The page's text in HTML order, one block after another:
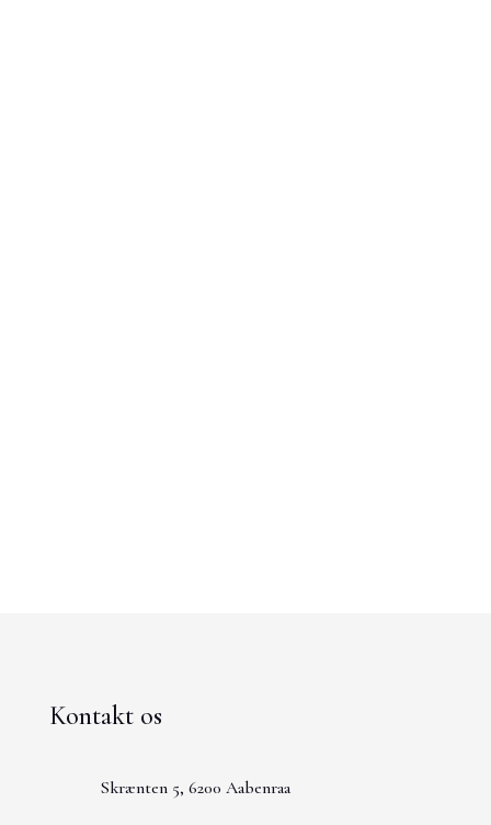
Kontakt os
Skrænten 5, 6200 Aabenraa